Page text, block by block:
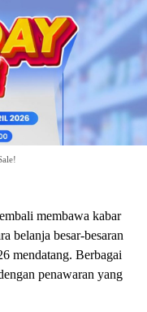
membawa kabar
belanja besar-besaran
mendatang. Berbagai
penawaran yang